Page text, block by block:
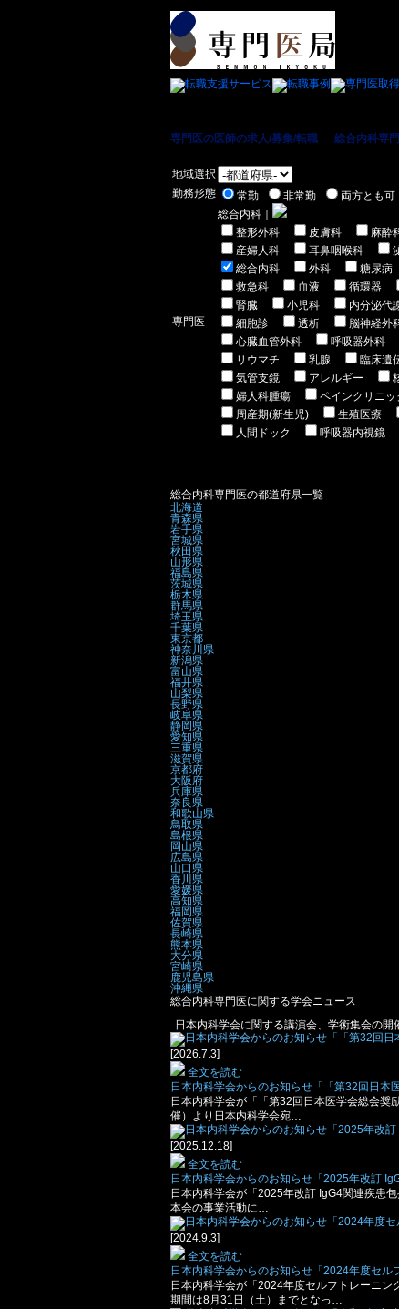
専門医の医師の求人/募集/転職 総合内科専
地域選択
勤務形態
常勤 非常勤 両方とも可
専門医
総合内科｜
整形外科
皮膚科 麻酔
産婦人科
耳鼻咽喉科
総合内科
外科 糖尿病
救急科
血液 循環器
腎臓
小児科 内分泌代
細胞診
透析 脳神経外
心臓血管外科
呼吸器外科
リウマチ
乳腺 臨床遺
気管支鏡
アレルギー
婦人科腫瘍
ペインクリニッ
周産期(新生児)
生殖医療
人間ドック
呼吸器内視鏡
総合内科専門医の都道府県一覧
北海道
青森県
岩手県
宮城県
秋田県
山形県
福島県
茨城県
栃木県
群馬県
埼玉県
千葉県
東京都
神奈川県
新潟県
富山県
福井県
山梨県
長野県
岐阜県
静岡県
愛知県
三重県
滋賀県
京都府
大阪府
兵庫県
奈良県
和歌山県
鳥取県
島根県
岡山県
広島県
山口県
香川県
愛媛県
高知県
福岡県
佐賀県
長崎県
熊本県
大分県
宮崎県
鹿児島県
沖縄県
総合内科専門医に関する学会ニュース
日本内科学会に関する講演会、学術集会の開
[2026.7.3]
全文を読む
日本内科学会からのお知らせ「「第32回日本
日本内科学会が「「第32回日本医学会総会
催）より日本内科学会宛…
[2025.12.18]
全文を読む
日本内科学会からのお知らせ「2025年改訂
日本内科学会が「2025年改訂 IgG4関連疾患
本会の事業活動に…
[2024.9.3]
全文を読む
日本内科学会からのお知らせ「2024年度セ
日本内科学会が「2024年度セルフトレーニ
期間は8月31日（土）までとなっ…